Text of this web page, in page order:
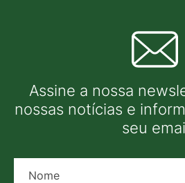
Assine a nossa
nossas notícias e
seu